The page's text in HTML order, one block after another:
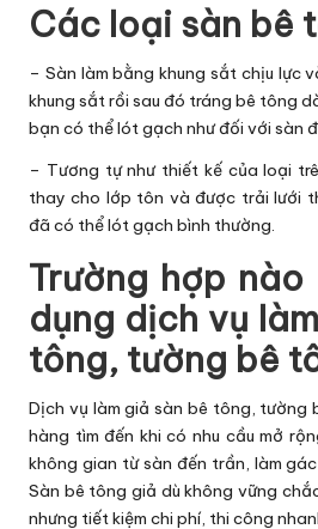
Các loại sàn bê
– Sàn làm bằng khung sắt chịu lực
khung sắt rồi sau đó tráng bê tông
bạn có thể lót gạch như đối với sàn
– Tương tự như thiết kế của loại
thay cho lớp tôn và được trải lưới
đã có thể lót gạch bình thường.
Trường hợp nào
dụng dịch vụ
tông, tường bê
Dịch vụ làm giả sàn bê tông, tường
hàng tìm đến khi có nhu cầu mở
không gian từ sàn đến trần, làm
Sàn bê tông giả dù không vững
nhưng tiết kiệm chi phí, thi công